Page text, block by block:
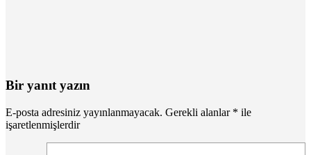
Bir yanıt yazın
E-posta adresiniz yayınlanmayacak. Gerekli alanlar * ile
işaretlenmişlerdir